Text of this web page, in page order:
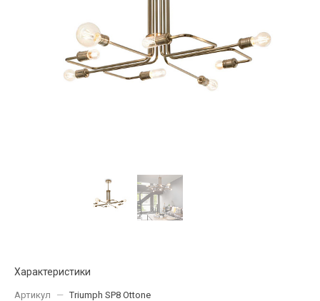
Характеристики
Артикул — Triumph SP8 Ottone